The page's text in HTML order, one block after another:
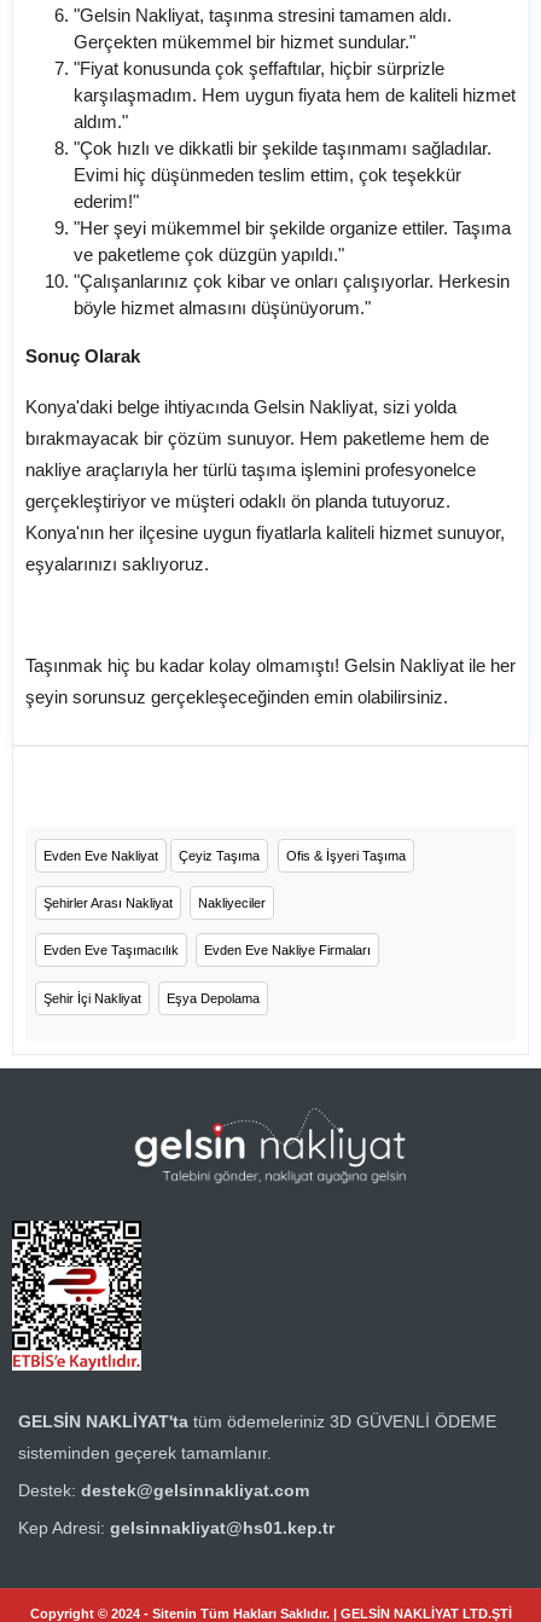
"Gelsin Nakliyat, taşınma stresini tamamen aldı.
Gerçekten mükemmel bir hizmet sundular."
"Fiyat konusunda çok şeffaftılar, hiçbir sürprizle
karşılaşmadım. Hem uygun fiyata hem de kaliteli hizmet
aldım."
"Çok hızlı ve dikkatli bir şekilde taşınmamı sağladılar.
Evimi hiç düşünmeden teslim ettim, çok teşekkür
ederim!"
"Her şeyi mükemmel bir şekilde organize ettiler. Taşıma
ve paketleme çok düzgün yapıldı."
"Çalışanlarınız çok kibar ve onları çalışıyorlar. Herkesin
böyle hizmet almasını düşünüyorum."
Sonuç Olarak
Konya'daki belge ihtiyacında Gelsin Nakliyat, sizi yolda
bırakmayacak bir çözüm sunuyor. Hem paketleme hem de
nakliye araçlarıyla her türlü taşıma işlemini profesyonelce
gerçekleştiriyor ve müşteri odaklı ön planda tutuyoruz.
Konya'nın her ilçesine uygun fiyatlarla kaliteli hizmet sunuyor,
eşyalarınızı saklıyoruz.
Taşınmak hiç bu kadar kolay olmamıştı! Gelsin Nakliyat ile her
şeyin sorunsuz gerçekleşeceğinden emin olabilirsiniz.
Evden Eve Nakliyat Çeyiz Taşıma Ofis & İşyeri Taşıma
Şehirler Arası Nakliyat Nakliyeciler
Evden Eve Taşımacılık Evden Eve Nakliye Firmaları
Şehir İçi Nakliyat Eşya Depolama
GELSİN NAKLİYAT'ta tüm ödemeleriniz 3D GÜVENLİ ÖDEME
sisteminden geçerek tamamlanır.
Destek: destek@gelsinnakliyat.com
Kep Adresi: gelsinnakliyat@hs01.kep.tr
Copyright © 2024 - Sitenin Tüm Hakları Saklıdır. | GELSİN NAKLİYAT LTD.ŞTİ